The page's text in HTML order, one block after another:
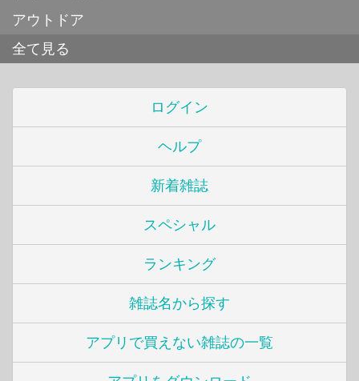
アウトドア
全て見る
ログイン
ヘルプ
新着雑誌
スペシャル
ランキング
雑誌名から探す
アプリで買えない雑誌の一覧